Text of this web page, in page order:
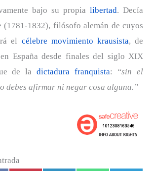
bajo su propia libertad. Decía
(1781-1832), filósofo alemán de cuyos
el célebre movimiento krausista, de
España desde finales del siglo XIX
de la dictadura franquista: “sin el
debes afirmar ni negar cosa alguna.”